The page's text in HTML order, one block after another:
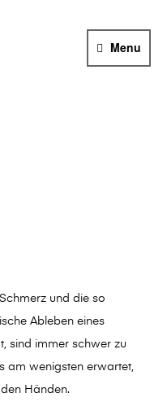
Menu
und die so
Ableben eines
sind immer schwer zu
am wenigsten erwartet,
Händen.